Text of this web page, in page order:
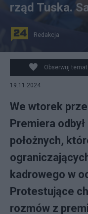
Fot. PAP
rząd Tuska.
Redakcja
Obserwuj temat
19.11.2024
We wtorek
Premiera
położnych,
kadrowego w
Protestujące
rozmów z